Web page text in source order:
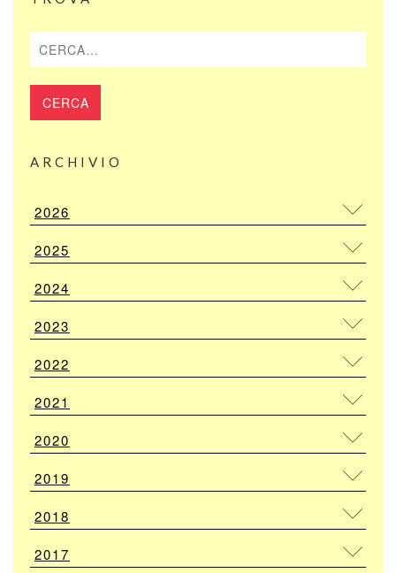
ARCHIVIO
2026
2025
2024
2023
2022
2021
2020
2019
2018
2017